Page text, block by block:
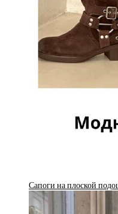
Сапоги на плоской